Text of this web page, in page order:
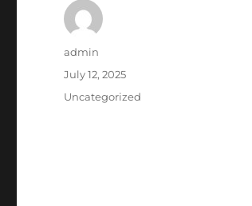
Author
admin
Posted
July 12, 2025
Categories
Uncategorized